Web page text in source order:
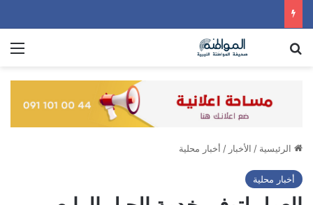
الرئيسية / الأخبار / أخبار محلية
أخبار محلية